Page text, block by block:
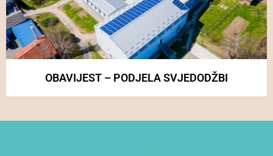
OBAVIJEST – PODJELA SVJEDODŽBI